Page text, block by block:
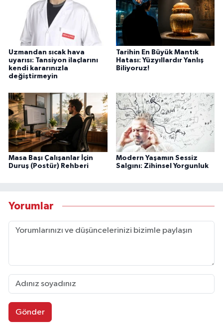
Uzmandan sıcak hava
uyarısı: Tansiyon ilaçlarını
kendi kararınızla
değiştirmeyin
Tarihin En Büyük Mantık
Hatası: Yüzyıllardır Yanlış
Biliyoruz!
Masa Başı Çalışanlar İçin
Duruş (Postür) Rehberi
Modern Yaşamın Sessiz
Salgını: Zihinsel Yorgunluk
Yorumlar
Gönder